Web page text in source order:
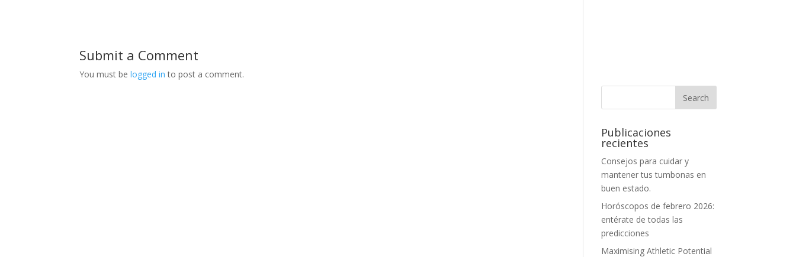
Submit a Comment
You must belogged in to post a comment.
Publicaciones
recientes
Consejos para cuidar y
mantener tus tumbonas en
buen estado.
Horóscopos de febrero 2026:
entérate de todas las
predicciones
Maximising Athletic Potential